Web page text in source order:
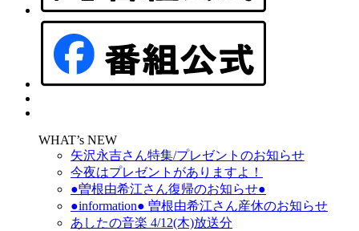
WHAT’s NEW
矢沢永吉さん特集/プレゼントのお知らせ
今夜はプレゼントがありますよ！
●曽根由希江さん復帰のお知らせ●
●information● 曽根由希江さん産休のお知らせ
あしたの音楽 4/12(木)放送分